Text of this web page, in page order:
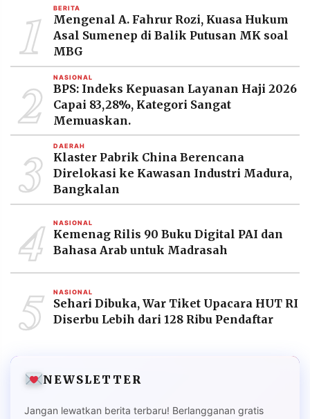
PRAMUDITA
2026
PT.
MEDIA
PRAMUDITA
1 BERITA
Mengenal A. Fahrur Rozi, Kuasa Hukum
Asal Sumenep di Balik Putusan MK soal
MBG
2 NASIONAL
BPS: Indeks Kepuasan Layanan Haji 2026
Capai 83,28%, Kategori Sangat
Memuaskan.
3 DAERAH
Klaster Pabrik China Berencana
Direlokasi ke Kawasan Industri Madura,
Bangkalan
4 NASIONAL
Kemenag Rilis 90 Buku Digital PAI dan
Bahasa Arab untuk Madrasah
5 NASIONAL
Sehari Dibuka, War Tiket Upacara HUT RI
Diserbu Lebih dari 128 Ribu Pendaftar
NEWSLETTER
Jangan lewatkan berita terbaru! Berlangganan gratis